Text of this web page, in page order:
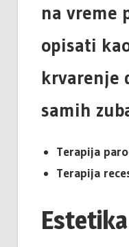
na vreme
opisati
krvarenje
samih
Terapija
Terapija